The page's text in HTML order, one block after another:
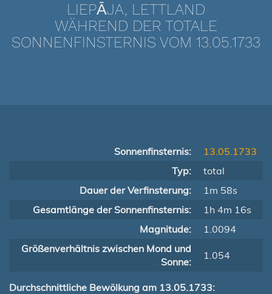
LIEPĀJA, LETTLAND
WÄHREND DER TOTALE
SONNENFINSTERNIS VOM 13.05.1733
Sonnenfinsternis:
13.05.1733
Typ:
total
Dauer der Verfinsterung:
1m 58s
Gesamtlänge der Sonnenfinsternis:
1h 4m 16s
Magnitude:
1.0094
Größenverhältnis zwischen Mond und
Sonne:
1.054
Durchschnittliche Bewölkung am 13.05.1733: